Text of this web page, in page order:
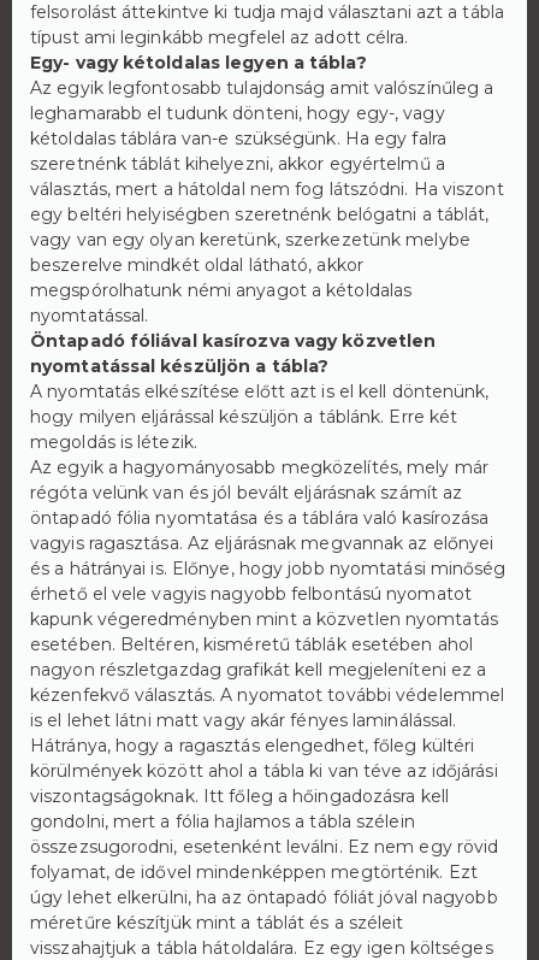
felsorolást áttekintve ki tudja majd választani azt a tábla
típust ami leginkább megfelel az adott célra.
Egy- vagy kétoldalas legyen a tábla?
Az egyik legfontosabb tulajdonság amit valószínűleg a
leghamarabb el tudunk dönteni, hogy egy-, vagy
kétoldalas táblára van-e szükségünk. Ha egy falra
szeretnénk táblát kihelyezni, akkor egyértelmű a
választás, mert a hátoldal nem fog látszódni. Ha viszont
egy beltéri helyiségben szeretnénk belógatni a táblát,
vagy van egy olyan keretünk, szerkezetünk melybe
beszerelve mindkét oldal látható, akkor
megspórolhatunk némi anyagot a kétoldalas
nyomtatással.
Öntapadó fóliával kasírozva vagy közvetlen
nyomtatással készüljön a tábla?
A nyomtatás elkészítése előtt azt is el kell döntenünk,
hogy milyen eljárással készüljön a táblánk. Erre két
megoldás is létezik.
Az egyik a hagyományosabb megközelítés, mely már
régóta velünk van és jól bevált eljárásnak számít az
öntapadó fólia nyomtatása és a táblára való kasírozása
vagyis ragasztása. Az eljárásnak megvannak az előnyei
és a hátrányai is. Előnye, hogy jobb nyomtatási minőség
érhető el vele vagyis nagyobb felbontású nyomatot
kapunk végeredményben mint a közvetlen nyomtatás
esetében. Beltéren, kisméretű táblák esetében ahol
nagyon részletgazdag grafikát kell megjeleníteni ez a
kézenfekvő választás. A nyomatot további védelemmel
is el lehet látni matt vagy akár fényes laminálással.
Hátránya, hogy a ragasztás elengedhet, főleg kültéri
körülmények között ahol a tábla ki van téve az időjárási
viszontagságoknak. Itt főleg a hőingadozásra kell
gondolni, mert a fólia hajlamos a tábla szélein
összezsugorodni, esetenként leválni. Ez nem egy rövid
folyamat, de idővel mindenképpen megtörténik. Ezt
úgy lehet elkerülni, ha az öntapadó fóliát jóval nagyobb
méretűre készítjük mint a táblát és a széleit
visszahajtjuk a tábla hátoldalára. Ez egy igen költséges